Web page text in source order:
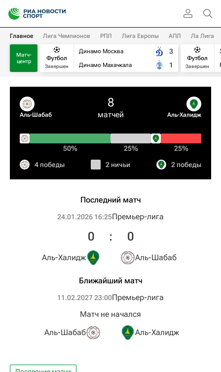
Главное Лига Чемпионов РПЛ Лига Европы АПЛ Ла Лига
Матч-
центр
Футбол
Завершен
Динамо Москва
Динамо Махачкала
3
1
Футбол
Завершен
Аль-Шабаб
8
матчей Аль-Халидж
50% 25% 25%
4 победы 2 ничьи 2 победы
Последний матч
24.01.2026 16:25Премьер-лига
Аль-Халидж
0 : 0
Аль-Шабаб
Ближайший матч
11.02.2027 23:00Премьер-лига
Аль-Шабаб
Матч не начался
Аль-Халидж